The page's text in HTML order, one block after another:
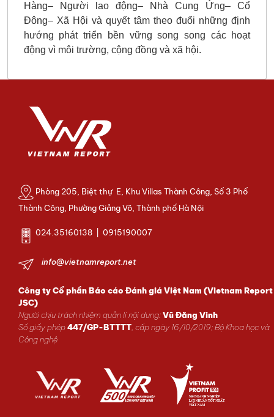
Hàng– Người lao động– Nhà Cung Ứng– Cổ
Đông– Xã Hội và quyết tâm theo đuổi những định
hướng phát triển bền vững song song các hoạt
động vì môi trường, cộng đồng và xã hội.
Phòng 205, Biệt thự E, Khu Villas Thành Công, Số 3 Phố
Thành Công, Phường Giảng Võ, Thành phố Hà Nội
024.35160138 | 0915190007
info@vietnamreport.net
Công ty Cổ phần Báo cáo Đánh giá Việt Nam (Vietnam Report
JSC)
Người chịu trách nhiệm quản lí nội dung:Vũ Đăng Vinh
Số giấy phép447/GP-BTTTT, cấp ngày 16/10/2019; Bộ Khoa học và
Công nghệ